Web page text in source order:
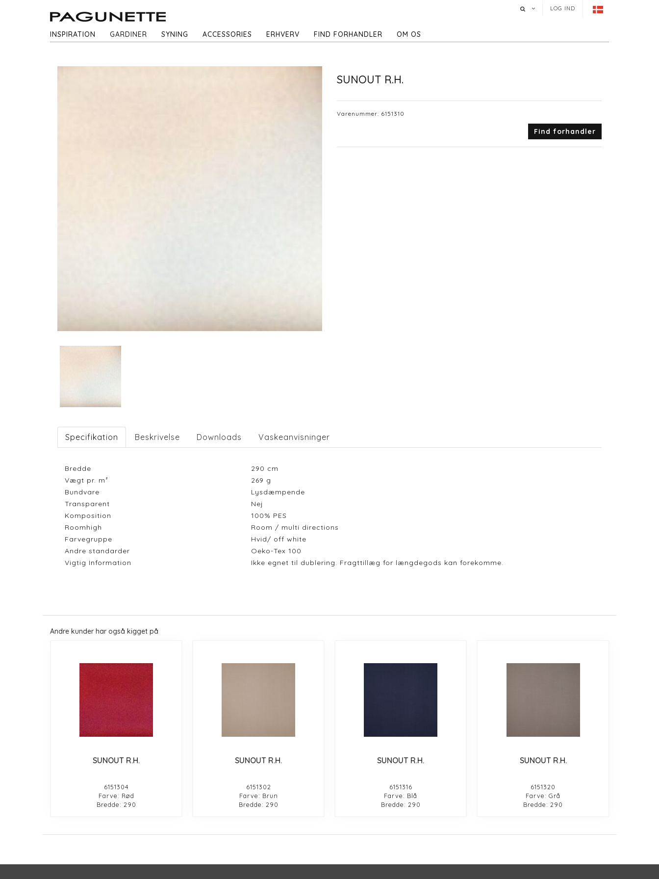
LOG IND
INSPIRATION GARDINER SYNING ACCESSORIES ERHVERV FIND FORHANDLER OM OS
SUNOUT R.H.
Varenummer: 6151310
Find forhandler
Specifikation Beskrivelse Downloads Vaskeanvisninger
Bredde 290 cm
Vægt pr. m²
269 g
Bundvare
Lysdæmpende
Transparent
Nej
Komposition
100% PES
Roomhigh
Room / multi directions
Farvegruppe
Hvid/ off white
Andre standarder
Oeko-Tex 100
Vigtig Information
Ikke egnet til dublering. Fragttillæg for længdegods kan forekomme.
Andre kunder har også kigget på
SUNOUT R.H.
6151304
Farve: Rød
Bredde: 290
SUNOUT R.H.
6151302
Farve: Brun
Bredde: 290
SUNOUT R.H.
6151316
Farve: Blå
Bredde: 290
SUNOUT R.H.
6151320
Farve: Grå
Bredde: 290